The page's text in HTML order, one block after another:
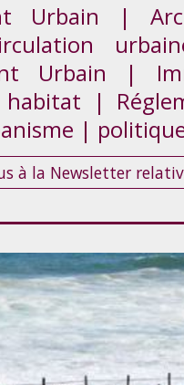
Urbain |
Urbain |
habitat |
|
à la Newsletter